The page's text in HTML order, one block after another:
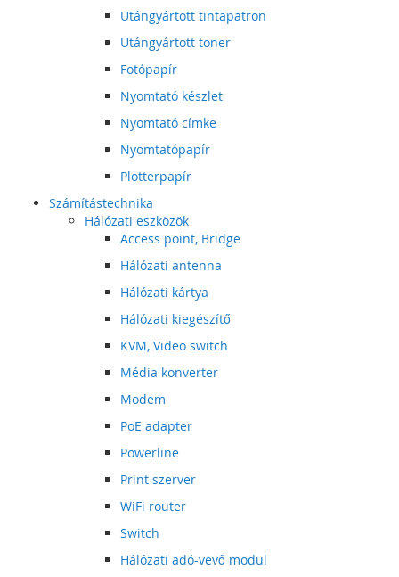
Utángyártott tintapatron
Utángyártott toner
Fotópapír
Nyomtató készlet
Nyomtató címke
Nyomtatópapír
Plotterpapír
Számítástechnika
Hálózati eszközök
Access point, Bridge
Hálózati antenna
Hálózati kártya
Hálózati kiegészítő
KVM, Video switch
Média konverter
Modem
PoE adapter
Powerline
Print szerver
WiFi router
Switch
Hálózati adó-vevő modul